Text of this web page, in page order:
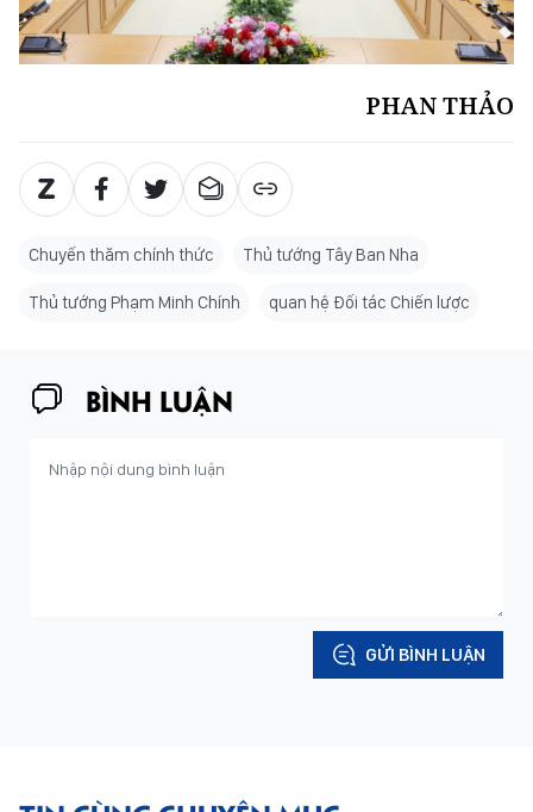
PHAN THẢO
Chuyến thăm chính thức Thủ tướng Tây Ban Nha
Thủ tướng Phạm Minh Chính quan hệ Đối tác Chiến lược
BÌNH LUẬN
GỬI BÌNH LUẬN